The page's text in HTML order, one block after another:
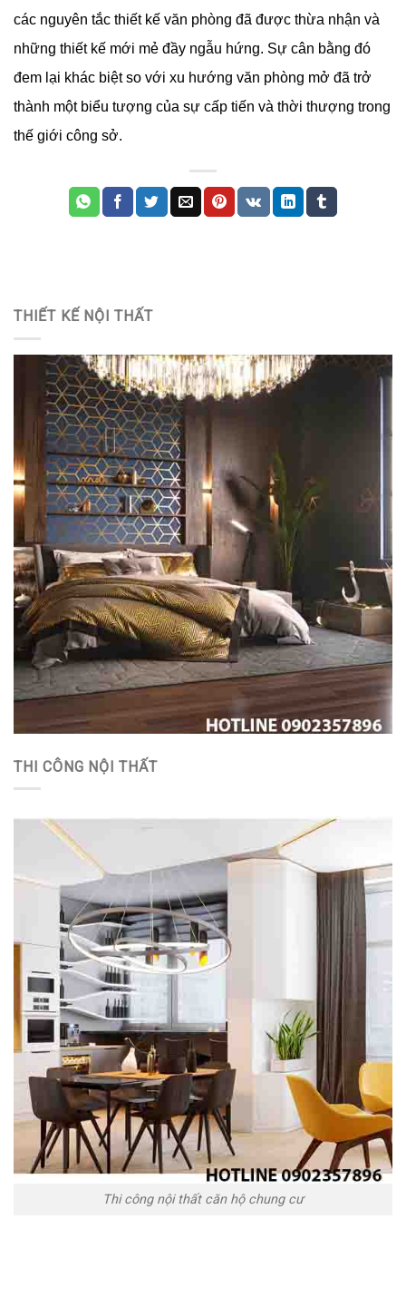
các nguyên tắc thiết kế văn phòng đã được thừa nhận và
những thiết kế mới mẻ đầy ngẫu hứng. Sự cân bằng đó
đem lại khác biệt so với xu hướng văn phòng mở đã trở
thành một biểu tượng của sự cấp tiến và thời thượng trong
thế giới công sở.
THIẾT KẾ NỘI THẤT
THI CÔNG NỘI THẤT
Thi công nội thất căn hộ chung cư